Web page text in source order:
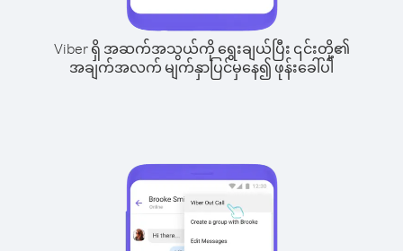
Viber ရှိ အဆက်အသွယ်ကို ရွေးချယ်ပြီး ၎င်းတို့၏
အချက်အလက် မျက်နှာပြင်မှနေ၍ ဖုန်းခေါ်ပါ